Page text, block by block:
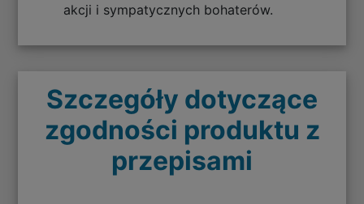
akcji i sympatycznych bohaterów.
Szczegóły dotyczące
zgodności produktu z
przepisami